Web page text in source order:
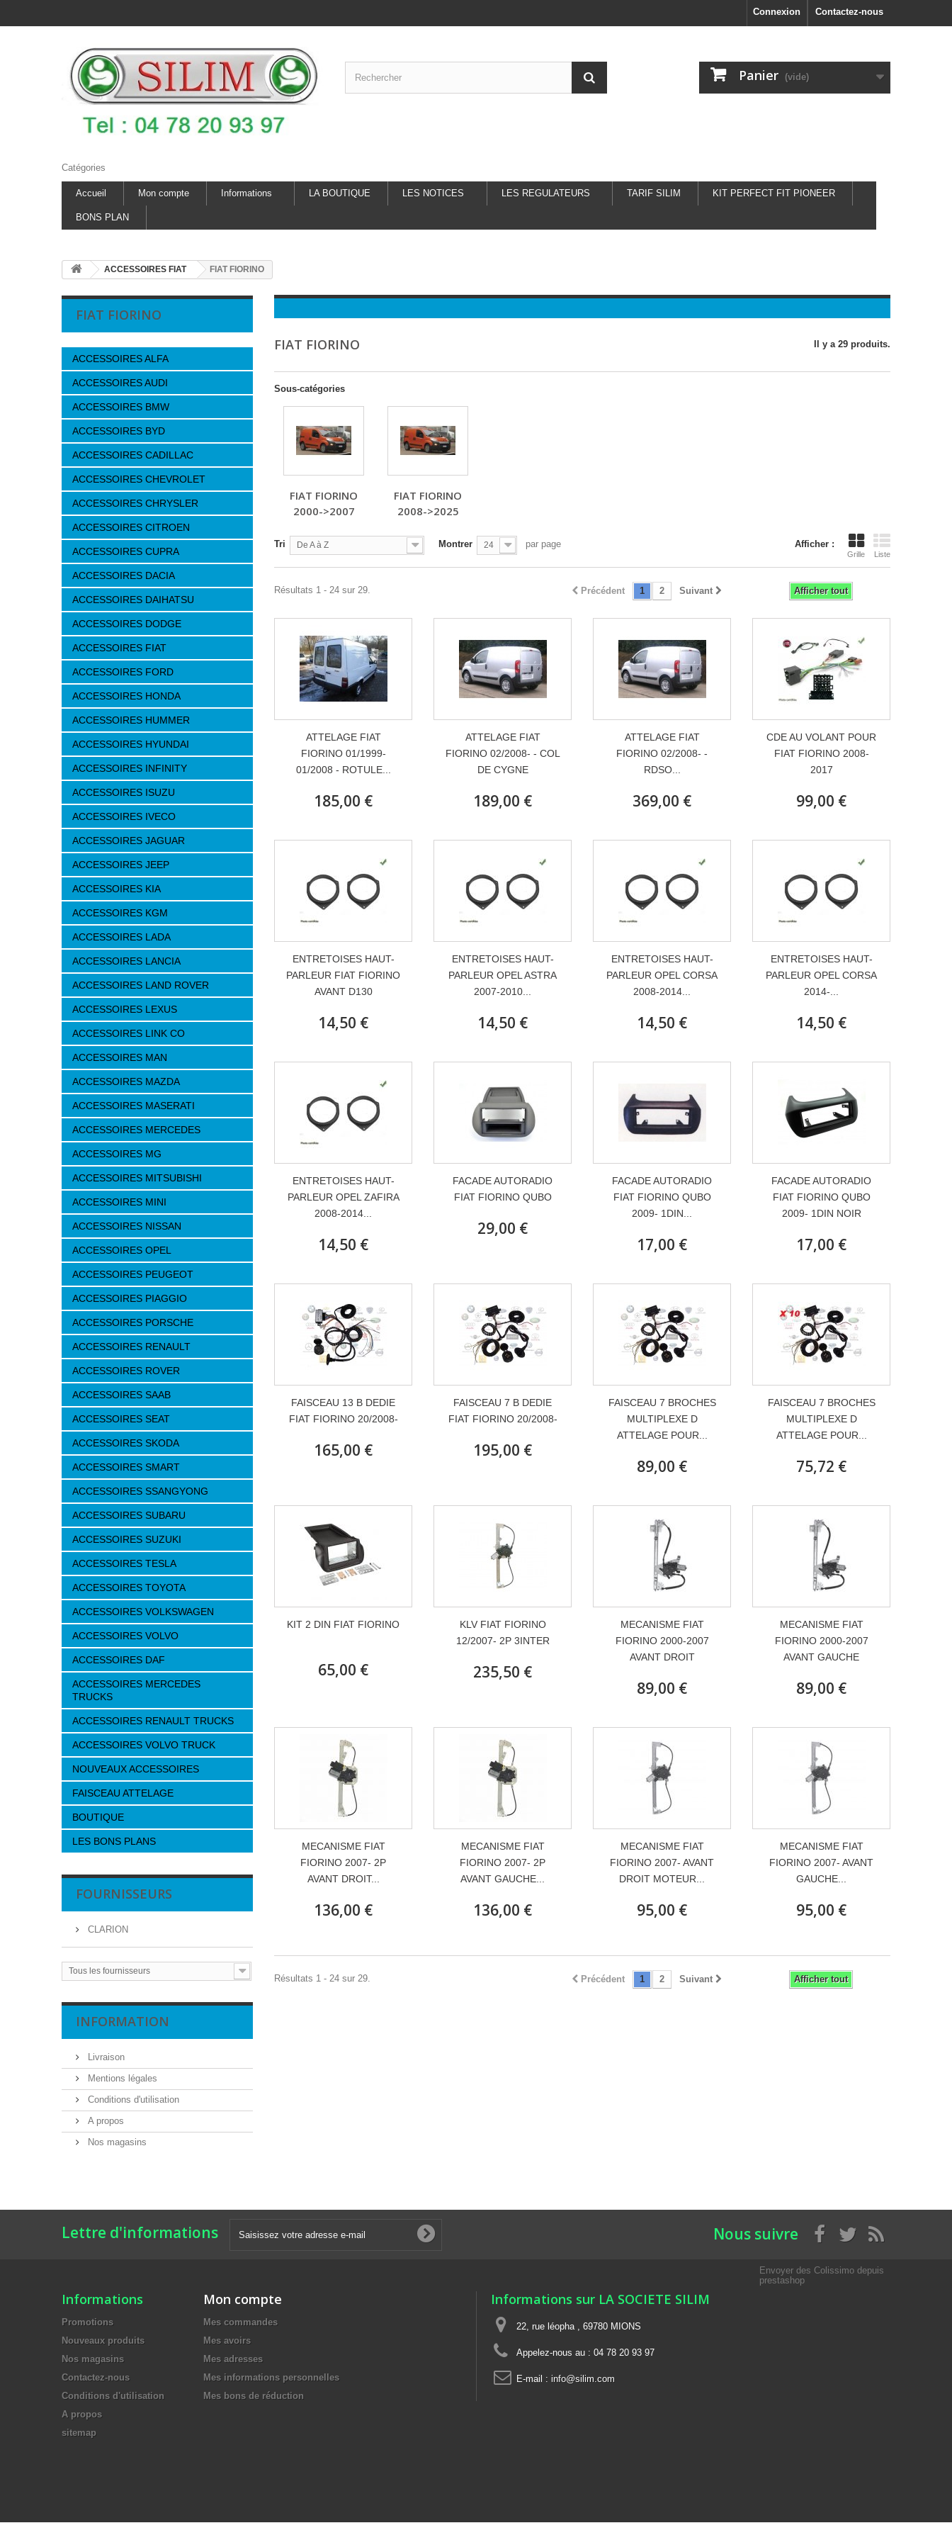
Contactez-nous
Connexion
Panier (vide)
Catégories
Accueil Mon compte Informations LA BOUTIQUE LES NOTICES LES REGULATEURS TARIF SILIM KIT PERFECT FIT PIONEER
BONS PLAN
ACCESSOIRES FIAT FIAT FIORINO
FIAT FIORINO
ACCESSOIRES ALFA
ACCESSOIRES AUDI
ACCESSOIRES BMW
ACCESSOIRES BYD
ACCESSOIRES CADILLAC
ACCESSOIRES CHEVROLET
ACCESSOIRES CHRYSLER
ACCESSOIRES CITROEN
ACCESSOIRES CUPRA
ACCESSOIRES DACIA
ACCESSOIRES DAIHATSU
ACCESSOIRES DODGE
ACCESSOIRES FIAT
ACCESSOIRES FORD
ACCESSOIRES HONDA
ACCESSOIRES HUMMER
ACCESSOIRES HYUNDAI
ACCESSOIRES INFINITY
ACCESSOIRES ISUZU
ACCESSOIRES IVECO
ACCESSOIRES JAGUAR
ACCESSOIRES JEEP
ACCESSOIRES KIA
ACCESSOIRES KGM
ACCESSOIRES LADA
ACCESSOIRES LANCIA
ACCESSOIRES LAND ROVER
ACCESSOIRES LEXUS
ACCESSOIRES LINK CO
ACCESSOIRES MAN
ACCESSOIRES MAZDA
ACCESSOIRES MASERATI
ACCESSOIRES MERCEDES
ACCESSOIRES MG
ACCESSOIRES MITSUBISHI
ACCESSOIRES MINI
ACCESSOIRES NISSAN
ACCESSOIRES OPEL
ACCESSOIRES PEUGEOT
ACCESSOIRES PIAGGIO
ACCESSOIRES PORSCHE
ACCESSOIRES RENAULT
ACCESSOIRES ROVER
ACCESSOIRES SAAB
ACCESSOIRES SEAT
ACCESSOIRES SKODA
ACCESSOIRES SMART
ACCESSOIRES SSANGYONG
ACCESSOIRES SUBARU
ACCESSOIRES SUZUKI
ACCESSOIRES TESLA
ACCESSOIRES TOYOTA
ACCESSOIRES VOLKSWAGEN
ACCESSOIRES VOLVO
ACCESSOIRES DAF
ACCESSOIRES MERCEDES
TRUCKS
ACCESSOIRES RENAULT TRUCKS
ACCESSOIRES VOLVO TRUCK
NOUVEAUX ACCESSOIRES
FAISCEAU ATTELAGE
BOUTIQUE
LES BONS PLANS
FOURNISSEURS
CLARION
Tous les fournisseurs
INFORMATION
Livraison
Mentions légales
Conditions d'utilisation
A propos
Nos magasins
FIAT FIORINO Il y a 29 produits.
Sous-catégories
FIAT FIORINO
2000->2007
FIAT FIORINO
2008->2025
Afficher :
Grille Liste
Tri De A à Z Montrer 24 par page
Afficher tout
Précédent 1 2 Suivant
Résultats 1 - 24 sur 29.
ATTELAGE FIAT
FIORINO 01/1999-
01/2008 - ROTULE...
185,00 €
ATTELAGE FIAT
FIORINO 02/2008- - COL
DE CYGNE
189,00 €
ATTELAGE FIAT
FIORINO 02/2008- -
RDSO...
369,00 €
CDE AU VOLANT POUR
FIAT FIORINO 2008-
2017
99,00 €
ENTRETOISES HAUT-
PARLEUR FIAT FIORINO
AVANT D130
14,50 €
ENTRETOISES HAUT-
PARLEUR OPEL ASTRA
2007-2010...
14,50 €
ENTRETOISES HAUT-
PARLEUR OPEL CORSA
2008-2014...
14,50 €
ENTRETOISES HAUT-
PARLEUR OPEL CORSA
2014-...
14,50 €
ENTRETOISES HAUT-
PARLEUR OPEL ZAFIRA
2008-2014...
14,50 €
FACADE AUTORADIO
FIAT FIORINO QUBO
29,00 €
FACADE AUTORADIO
FIAT FIORINO QUBO
2009- 1DIN...
17,00 €
FACADE AUTORADIO
FIAT FIORINO QUBO
2009- 1DIN NOIR
17,00 €
FAISCEAU 13 B DEDIE
FIAT FIORINO 20/2008-
165,00 €
FAISCEAU 7 B DEDIE
FIAT FIORINO 20/2008-
195,00 €
FAISCEAU 7 BROCHES
MULTIPLEXE D
ATTELAGE POUR...
89,00 €
FAISCEAU 7 BROCHES
MULTIPLEXE D
ATTELAGE POUR...
75,72 €
KIT 2 DIN FIAT FIORINO
65,00 €
KLV FIAT FIORINO
12/2007- 2P 3INTER
235,50 €
MECANISME FIAT
FIORINO 2000-2007
AVANT DROIT
89,00 €
MECANISME FIAT
FIORINO 2000-2007
AVANT GAUCHE
89,00 €
MECANISME FIAT
FIORINO 2007- 2P
AVANT DROIT...
136,00 €
MECANISME FIAT
FIORINO 2007- 2P
AVANT GAUCHE...
136,00 €
MECANISME FIAT
FIORINO 2007- AVANT
DROIT MOTEUR...
95,00 €
MECANISME FIAT
FIORINO 2007- AVANT
GAUCHE...
95,00 €
Afficher tout
Précédent 1 2 Suivant
Résultats 1 - 24 sur 29.
Lettre d'informations Nous suivre
Informations
Promotions
Nouveaux produits
Nos magasins
Contactez-nous
Conditions d'utilisation
A propos
sitemap
Mon compte
Mes commandes
Mes avoirs
Mes adresses
Mes informations personnelles
Mes bons de réduction
Informations sur LA SOCIETE SILIM
22, rue léopha , 69780 MIONS
Appelez-nous au : 04 78 20 93 97
E-mail : info@silim.com
Envoyer des Colissimo depuis
prestashop